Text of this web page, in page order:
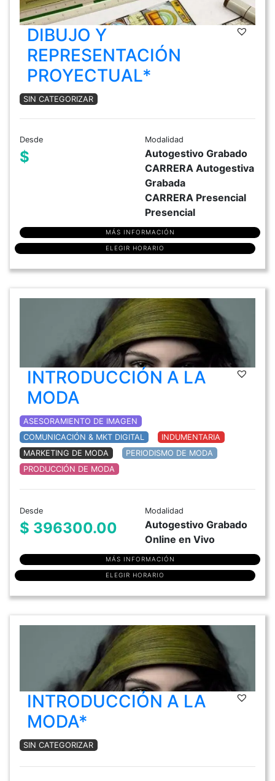
DIBUJO Y
REPRESENTACIÓN
PROYECTUAL*
SIN CATEGORIZAR
Desde
$
Modalidad
Autogestivo Grabado
CARRERA Autogestiva
Grabada
CARRERA Presencial
Presencial
MÁS INFORMACIÓN
ELEGIR HORARIO
INTRODUCCIÓN A LA
MODA
ASESORAMIENTO DE IMAGEN
COMUNICACIÓN & MKT DIGITAL
INDUMENTARIA
MARKETING DE MODA
PERIODISMO DE MODA
PRODUCCIÓN DE MODA
Desde
$ 396300.00
Modalidad
Autogestivo Grabado
Online en Vivo
MÁS INFORMACIÓN
ELEGIR HORARIO
INTRODUCCIÓN A LA
MODA*
SIN CATEGORIZAR